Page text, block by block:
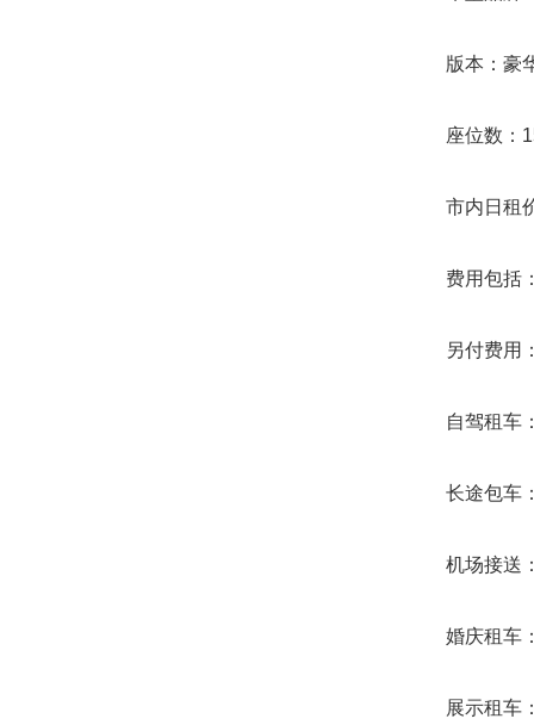
版本：豪
座位数：
市内日租价
费用包括：
另付费用：
自驾租车：
长途包车：
机场接送：
婚庆租车：
展示租车：